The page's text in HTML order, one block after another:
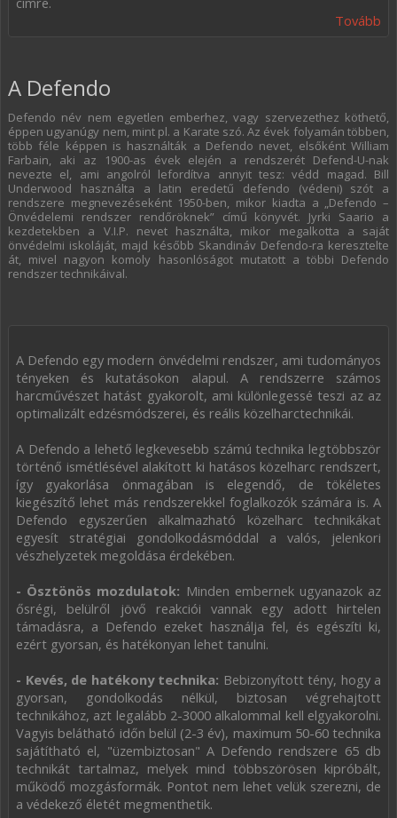
Tovább
A Defendo
Defendo név nem egyetlen emberhez, vagy szervezethez köthető,
éppen ugyanúgy nem, mint pl. a Karate szó. Az évek folyamán többen,
több féle képpen is használták a Defendo nevet, elsőként William
Farbain, aki az 1900-as évek elején a rendszerét Defend-U-nak
nevezte el, ami angolról lefordítva annyit tesz: védd magad. Bill
Underwood használta a latin eredetű defendo (védeni) szót a
rendszere megnevezéseként 1950-ben, mikor kiadta a „Defendo –
Önvédelemi rendszer rendőröknek” című könyvét. Jyrki Saario a
kezdetekben a V.I.P. nevet használta, mikor megalkotta a saját
önvédelmi iskoláját, majd később Skandináv Defendo-ra keresztelte
át, mivel nagyon komoly hasonlóságot mutatott a többi Defendo
rendszer technikáival.
A Defendo egy modern önvédelmi rendszer, ami tudományos
tényeken és kutatásokon alapul. A rendszerre számos
harcművészet hatást gyakorolt, ami különlegessé teszi az az
optimalizált edzésmódszerei, és reális közelharctechnikái.
A Defendo a lehető legkevesebb számú technika legtöbbször
történő ismétlésével alakított ki hatásos közelharc rendszert,
így gyakorlása önmagában is elegendő, de tökéletes
kiegészítő lehet más rendszerekkel foglalkozók számára is. A
Defendo egyszerűen alkalmazható közelharc technikákat
egyesít stratégiai gondolkodásmóddal a valós, jelenkori
vészhelyzetek megoldása érdekében.
- Ösztönös mozdulatok: Minden embernek ugyanazok az
ősrégi, belülről jövő reakciói vannak egy adott hirtelen
támadásra, a Defendo ezeket használja fel, és egészíti ki,
ezért gyorsan, és hatékonyan lehet tanulni.
- Kevés, de hatékony technika: Bebizonyított tény, hogy a
gyorsan, gondolkodás nélkül, biztosan végrehajtott
technikához, azt legalább 2-3000 alkalommal kell elgyakorolni.
Vagyis belátható időn belül (2-3 év), maximum 50-60 technika
sajátítható el, "üzembiztosan" A Defendo rendszere 65 db
technikát tartalmaz, melyek mind többszörösen kipróbált,
működő mozgásformák. Pontot nem lehet velük szerezni, de
a védekező életét megmenthetik.